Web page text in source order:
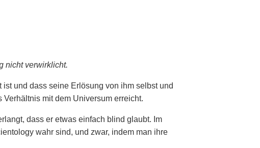
nicht verwirklicht.
und dass seine Erlösung von ihm selbst und
mit dem Universum erreicht.
dass er etwas einfach blind glaubt. Im
wahr sind, und zwar, indem man ihre